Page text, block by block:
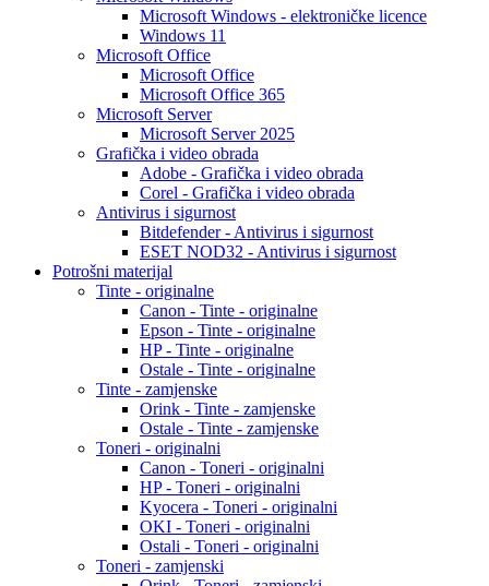
Microsoft Windows - elektroničke licence
Windows 11
Microsoft Office
Microsoft Office
Microsoft Office 365
Microsoft Server
Microsoft Server 2025
Grafička i video obrada
Adobe - Grafička i video obrada
Corel - Grafička i video obrada
Antivirus i sigurnost
Bitdefender - Antivirus i sigurnost
ESET NOD32 - Antivirus i sigurnost
Potrošni materijal
Tinte - originalne
Canon - Tinte - originalne
Epson - Tinte - originalne
HP - Tinte - originalne
Ostale - Tinte - originalne
Tinte - zamjenske
Orink - Tinte - zamjenske
Ostale - Tinte - zamjenske
Toneri - originalni
Canon - Toneri - originalni
HP - Toneri - originalni
Kyocera - Toneri - originalni
OKI - Toneri - originalni
Ostali - Toneri - originalni
Toneri - zamjenski